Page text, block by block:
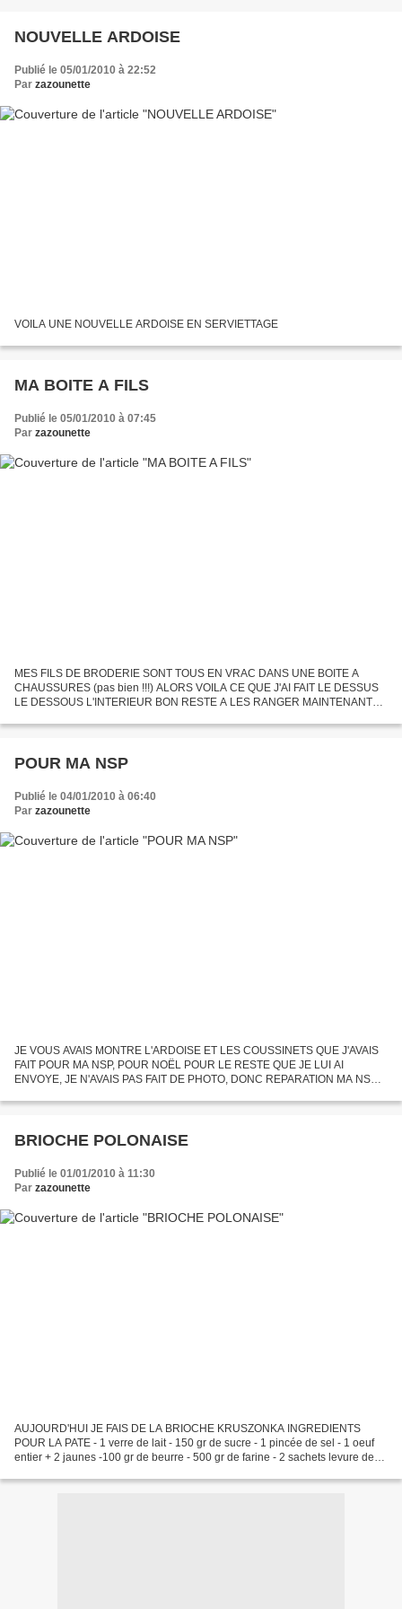
NOUVELLE ARDOISE
Publié le 05/01/2010 à 22:52
Par zazounette
VOILA UNE NOUVELLE ARDOISE EN SERVIETTAGE
MA BOITE A FILS
Publié le 05/01/2010 à 07:45
Par zazounette
MES FILS DE BRODERIE SONT TOUS EN VRAC DANS UNE BOITE A
CHAUSSURES (pas bien !!!) ALORS VOILA CE QUE J'AI FAIT LE DESSUS
LE DESSOUS L'INTERIEUR BON RESTE A LES RANGER MAINTENANT
POUR MA NSP
Publié le 04/01/2010 à 06:40
Par zazounette
JE VOUS AVAIS MONTRE L'ARDOISE ET LES COUSSINETS QUE J'AVAIS
FAIT POUR MA NSP, POUR NOËL POUR LE RESTE QUE JE LUI AI
ENVOYE, JE N'AVAIS PAS FAIT DE PHOTO, DONC REPARATION MA NSP
BRIOCHE POLONAISE
Publié le 01/01/2010 à 11:30
Par zazounette
AUJOURD'HUI JE FAIS DE LA BRIOCHE KRUSZONKA INGREDIENTS
POUR LA PATE - 1 verre de lait - 150 gr de sucre - 1 pincée de sel - 1 oeuf
entier + 2 jaunes -100 gr de beurre - 500 gr de farine - 2 sachets levure de